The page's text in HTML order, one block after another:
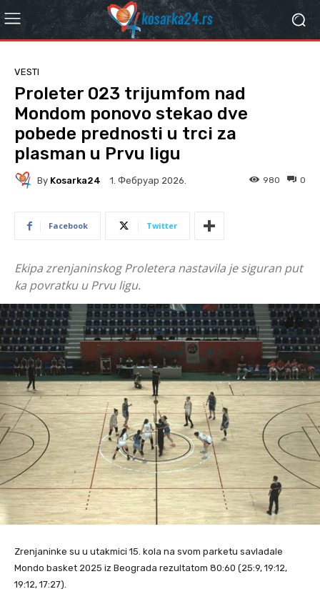
VESTI
Proleter 023 trijumfom nad
Mondom ponovo stekao dve
pobede prednosti u trci za
plasman u Prvu ligu
By Kosarka24 1. Фебруар 2026. 0
980
Facebook Twitter
Ekipa zrenjaninskog Proletera nastavila je siguran put
ka povratku u Prvu ligu.
Zrenjaninke su u utakmici 15. kola na svom parketu savladale
Mondo basket 2025 iz Beograda rezultatom 80:60 (25:9, 19:12,
19:12, 17:27).